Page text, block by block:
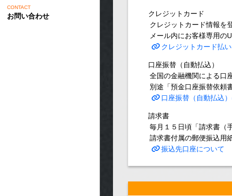
CONTACT
お問い合わせ
クレジットカード
クレジットカード情報を
メール内にお客様専用の
クレジットカード払
口座振替（自動払込）
全国の金融機関による口
別途「預金口座振替依頼
口座振替（自動払込
請求書
毎月１５日頃「請求書（
請求書付属の郵便振込用
振込先口座について